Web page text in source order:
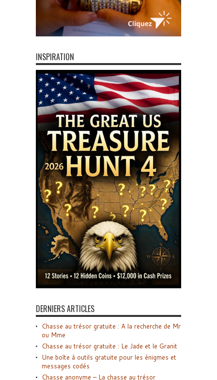
INSPIRATION
DERNIERS ARTICLES
Chasse au trésor gratuite : A la recherche de Mr
ou Mme
Chasse au trésor gratuite : Le Jade et le Granit
Une boîte à outils gratuite pour les énigmes et
messages codés
Chasse anonyme – La chasse au trésor